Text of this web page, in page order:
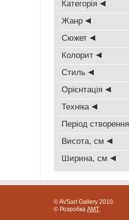
Категорія
Жанр
Сюжет
Колорит
Стиль
Oрієнтація
Техніка
Період створення
Висота, см
Ширина, см
© AVSart Gallery 2010.
© Розробка AMT,